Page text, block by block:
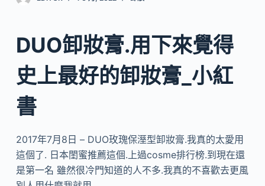
DUO卸妝膏.用下來覺得
史上最好的卸妝膏_小紅
書
2017年7月8日 – DUO玫瑰保溼型卸妝膏.我真的太愛用
這個了. 日本閨蜜推薦這個.上過cosme排行榜.到現在還
是第一名 雖然很冷門知道的人不多.我真的不喜歡去更風